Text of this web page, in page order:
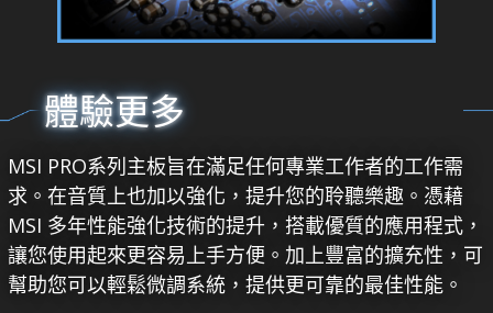
體驗更多
MSI PRO系列主板旨在滿足任何專業工作者的工作需
求。在音質上也加以強化，提升您的聆聽樂趣。憑藉
MSI 多年性能強化技術的提升，搭載優質的應用程式，
讓您使用起來更容易上手方便。加上豐富的擴充性，可
幫助您可以輕鬆微調系統，提供更可靠的最佳性能。